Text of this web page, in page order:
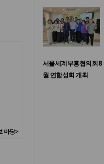
마당>
서울세계부흥협의회 8
월 연합성회 개최